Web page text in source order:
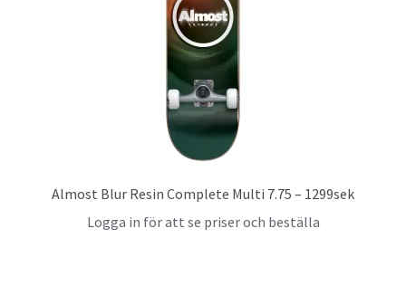
Almost Blur Resin Complete Multi 7.75 – 1299sek
Logga in för att se priser och beställa